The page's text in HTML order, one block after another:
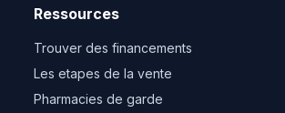
Ressources
Trouver des financements
Les etapes de la vente
Pharmacies de garde